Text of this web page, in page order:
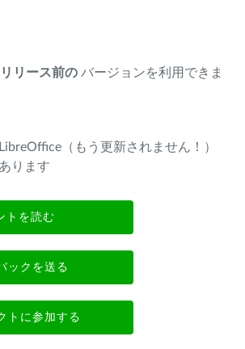
リリース前の バージョンを利用できま
（もう更新されません！）
ります
トを読む
ックを送る
トに参加する